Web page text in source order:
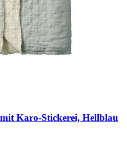
Karo-​Stickerei, Hellblau